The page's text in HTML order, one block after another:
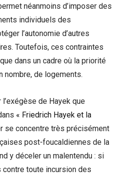
néanmoins d’imposer des
individuels des
l’autonomie d’autres
Toutefois, ces contraintes
dans un cadre où la priorité
nombre, de logements.
de Hayek que
« Friedrich Hayek et la
se concentre très précisément
post-foucaldiennes de la
y déceler un malentendu : si
toute incursion des